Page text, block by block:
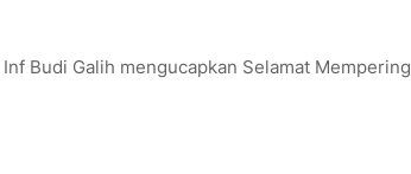
Budi Galih mengucapkan Selamat